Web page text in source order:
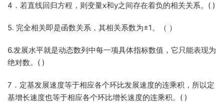
4．若直线回归方程，则变量x和y之间存在着负的相关关系。( )
5. 完全相关即是函数关系，其相关系数为±1。（ ）
6.发展水平就是动态数列中每一项具体指标数值，它只能表现为
绝对数。( )
7．定基发展速度等于相应各个环比发展速度的连乘积，所以定
基增长速度也等于相应各个环比增长速度的连乘积。( )